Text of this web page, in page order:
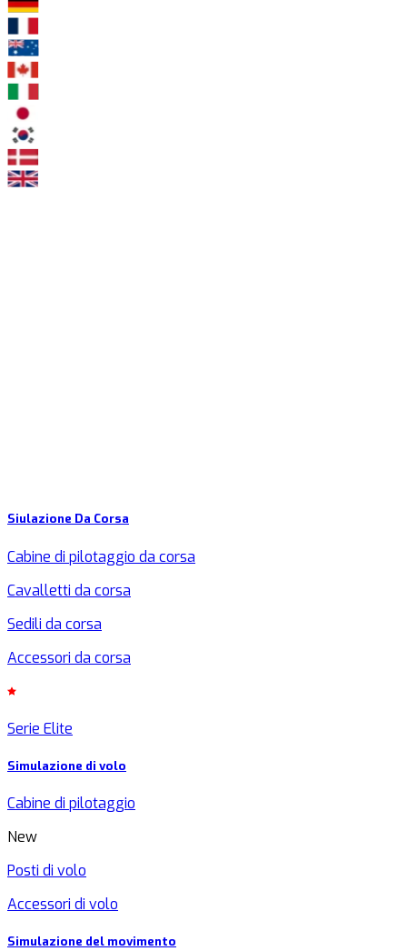
Siulazione Da Corsa
Cabine di pilotaggio da corsa
Cavalletti da corsa
Sedili da corsa
Accessori da corsa
Serie Elite
Simulazione di volo
Cabine di pilotaggio
New
Posti di volo
Accessori di volo
Simulazione del movimento